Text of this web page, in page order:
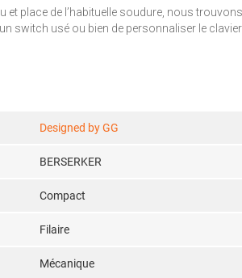
place de l’habituelle soudure, nous
switch usé ou bien de personnaliser le
Designed by GG
BERSERKER
Compact
Filaire
Mécanique